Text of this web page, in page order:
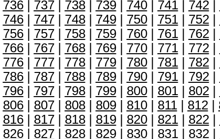
736| 737| 738| 739| 740| 741| 742|
746| 747| 748| 749| 750| 751| 752|
756| 757| 758| 759| 760| 761| 762|
766| 767| 768| 769| 770| 771| 772|
776| 777| 778| 779| 780| 781| 782|
786| 787| 788| 789| 790| 791| 792|
796| 797| 798| 799| 800| 801| 802|
806| 807| 808| 809| 810| 811| 812|
816| 817| 818| 819| 820| 821| 822|
826| 827| 828| 829| 830| 831| 832|